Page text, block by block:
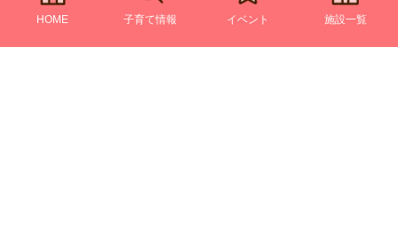
HOME 子育て情報 イベント 施設一覧